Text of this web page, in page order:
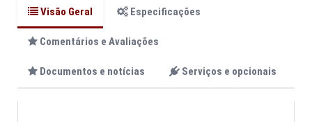
Visão Geral Especificações
Comentários e Avaliações
Documentos e notícias Serviços e opcionais